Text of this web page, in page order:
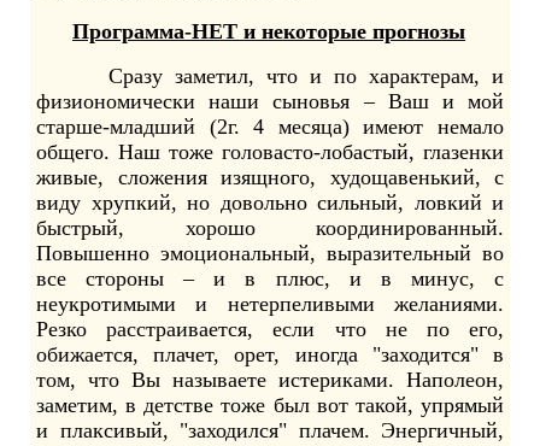
Программа-НЕТ и некоторые прогнозы
Сразу заметил, что и по характерам, и
физиономически наши сыновья – Ваш и мой
старше-младший (2г. 4 месяца) имеют немало
общего. Наш тоже головасто-лобастый, глазенки
живые, сложения изящного, худощавенький, с
виду хрупкий, но довольно сильный, ловкий и
быстрый, хорошо координированный.
Повышенно эмоциональный, выразительный во
все стороны – и в плюс, и в минус, с
неукротимыми и нетерпеливыми желаниями.
Резко расстраивается, если что не по его,
обижается, плачет, орет, иногда "заходится" в
том, что Вы называете истериками. Наполеон,
заметим, в детстве тоже был вот такой, упрямый
и плаксивый, "заходился" плачем. Энергичный,